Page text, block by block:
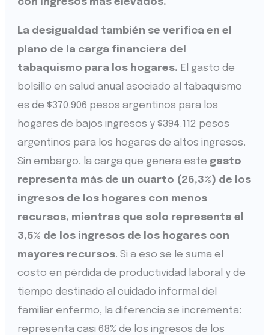
La desigualdad también se verifica en el
plano de la carga financiera del
tabaquismo para los hogares. El gasto de
bolsillo en salud anual asociado al tabaquismo
es de $370.906 pesos argentinos para los
hogares de bajos ingresos y $394.112 pesos
argentinos para los hogares de altos ingresos.
Sin embargo, la carga que genera este gasto
representa más de un cuarto (26,3%) de los
ingresos de los hogares con menos
recursos, mientras que solo representa el
3,5% de los ingresos de los hogares con
mayores recursos. Si a eso se le suma el
costo en pérdida de productividad laboral y de
tiempo destinado al cuidado informal del
familiar enfermo, la diferencia se incrementa:
representa casi 68% de los ingresos de los